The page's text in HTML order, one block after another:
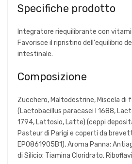
Specifiche prodotto
Integratore riequilibrante con
Favorisce il ripristino dell'equilibrio
intestinale.
Composizione
Zucchero, Maltodestrine, Miscela
(Lactobacillus paracasei I 1688,
1794, Lattosio, Latte) (ceppi
Pasteur di Parigi e coperti da
EP0861905B1), Aroma Panna;
di Silicio; Tiamina Cloridrato,